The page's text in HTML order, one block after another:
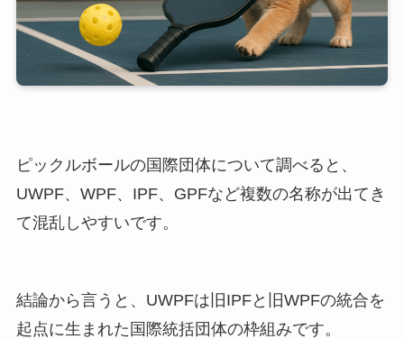
ピックルボールの国際団体について調べると、
UWPF、WPF、IPF、GPFなど複数の名称が出てき
て混乱しやすいです。
結論から言うと、UWPFは旧IPFと旧WPFの統合を
起点に生まれた国際統括団体の枠組みです。